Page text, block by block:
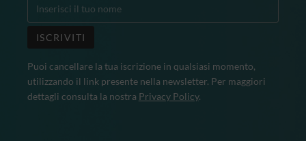
Puoi cancellare la tua iscrizione in qualsiasi momento,
utilizzando il link presente nella newsletter. Per maggiori
dettagli consulta la nostra Privacy Policy.